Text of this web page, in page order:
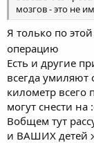
мозгов - это не
Я только по
операцию
Есть и другие
всегда умиляют
километр всего
могут снести на
Вобщем тут
и ВАШИХ детей